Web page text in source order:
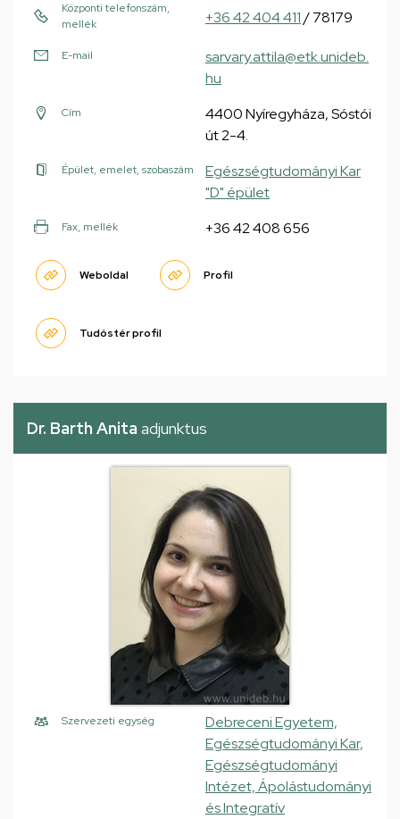
Központi telefonszám,
mellék
+36 42 404 411/ 78179
E-mail
sarvary.attila@etk.unideb.
hu
Cím
4400 Nyíregyháza, Sóstói
út 2-4.
Épület, emelet, szobaszám
Egészségtudományi Kar
"D" épület
Fax, mellék +36 42 408 656
Weboldal Profil
Tudóstér profil
Dr. Barth Anita adjunktus
Szervezeti egység
Debreceni Egyetem,
Egészségtudományi Kar,
Egészségtudományi
Intézet, Ápolástudományi
és Integratív